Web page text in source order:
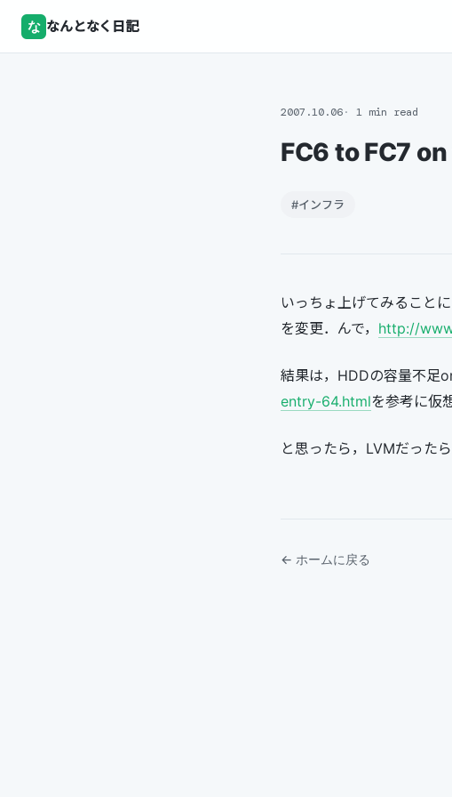
な なんとなく日記
2007.10.06 1 min read
FC6 to FC7
#インフラ
いっちょ上げてみること
を変更．んで， http://
結果は，HDDの容量不足
entry-64.htmlを参考に仮
と思ったら，LVMだった
← ホームに戻る